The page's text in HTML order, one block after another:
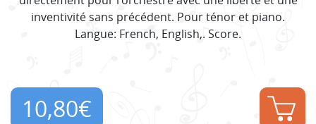
inventivité sans précédent. Pour ténor et piano.
Langue: French, English,. Score.
10,80€